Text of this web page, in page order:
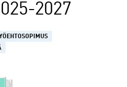
2027